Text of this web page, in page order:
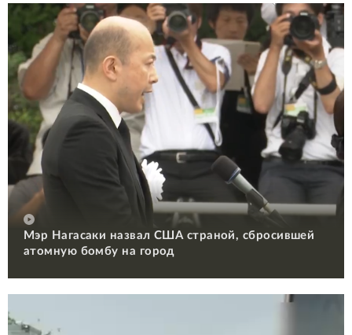
Мэр Нагасаки назвал США страной, сбросившей
атомную бомбу на город